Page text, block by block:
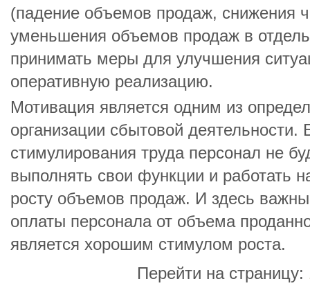
(падение объемов продаж, снижения
уменьшения объемов продаж в
принимать меры для улучшения
оперативную реализацию.
Мотивация является одним из
организации сбытовой деятельности.
стимулирования труда персонал не
выполнять свои функции и работать
росту объемов продаж. И здесь
оплаты персонала от объема
является хорошим стимулом роста.
Перейти на страницу: